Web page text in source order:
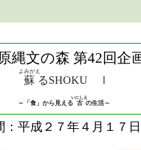
原縄文の森 第42回企
蘇
よみがえ
るSHOKU Ⅰ
～「食」から見える 古
いにしえ
の生活～
：平成２７年４月１７